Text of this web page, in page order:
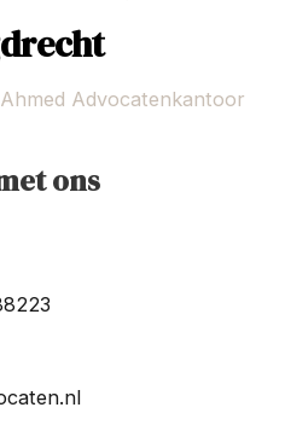
Advocatenkantoor
ons